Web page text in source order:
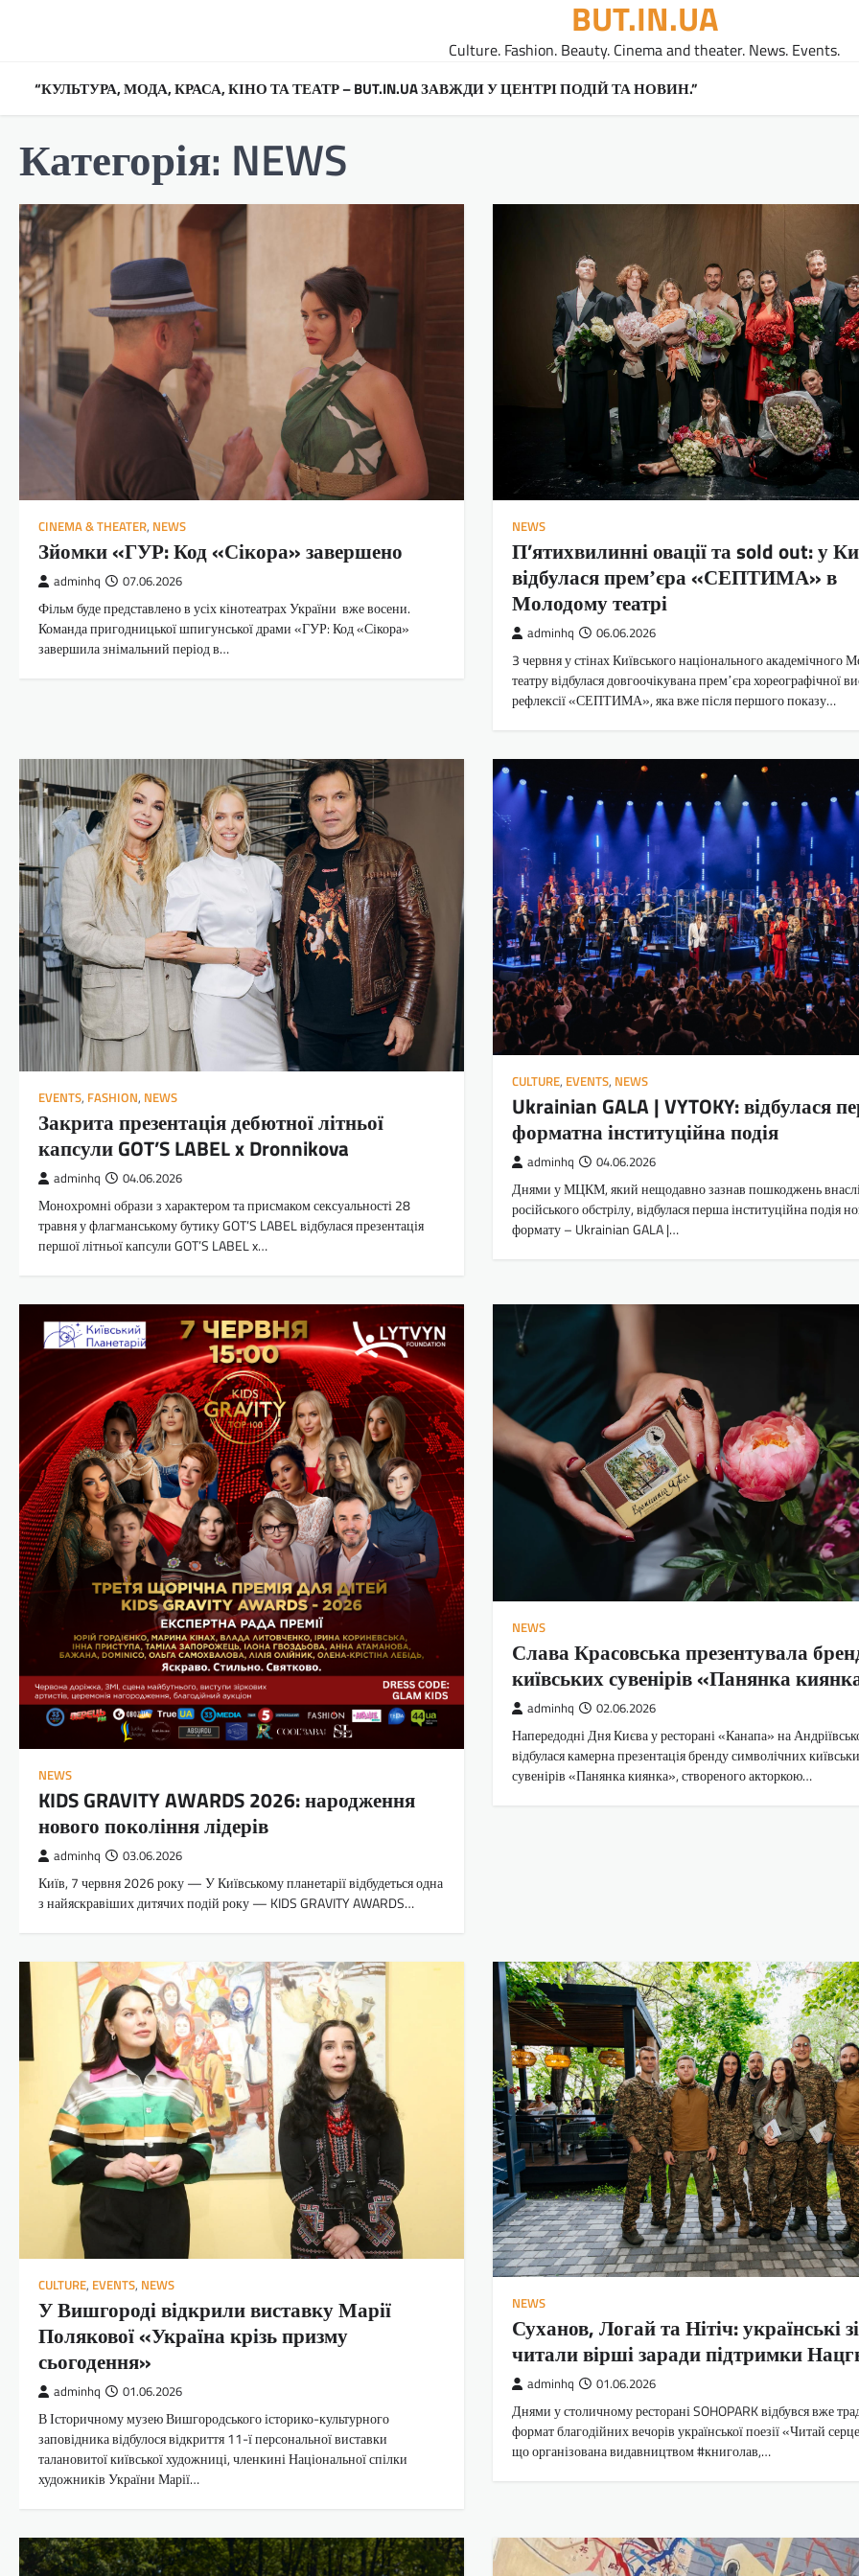
BUT.IN.UA
Culture. Fashion. Beauty. Cinema and theater. News. Events.
“КУЛЬТУРА, МОДА, КРАСА, КІНО ТА ТЕАТР – BUT.IN.UA ЗАВЖДИ У ЦЕНТРІ ПОДІЙ ТА НОВИН.”
Категорія: NEWS
CINEMA & THEATER, NEWS
Зйомки «ГУР: Код «Сікора» завершено
adminhq 07.06.2026
Фільм буде представлено в усіх кінотеатрах України вже восени.
Команда пригодницької шпигунської драми «ГУР: Код «Сікора»
завершила знімальний період в…
NEWS
П’ятихвилинні овації та sold out: у
відбулася премʼєра «СЕПТИМА» в
Молодому театрі
adminhq 06.06.2026
3 червня у стінах Київського національного академічного
театру відбулася довгоочікувана премʼєра хореографічної
рефлексії «СЕПТИМА», яка вже після першого показу…
EVENTS, FASHION, NEWS
Закрита презентація дебютної літньої
капсули GOT’S LABEL x Dronnikova
adminhq 04.06.2026
Монохромні образи з характером та присмаком сексуальності 28
травня у флагманському бутику GOT’S LABEL відбулася презентація
першої літньої капсули GOT’S LABEL x…
CULTURE, EVENTS, NEWS
Ukrainian GALA | VYTOKY: відбулася
форматна інституційна подія
adminhq 04.06.2026
Днями у МЦКМ, який нещодавно зазнав пошкоджень
російського обстрілу, відбулася перша інституційна подія
формату – Ukrainian GALA |…
NEWS
KIDS GRAVITY AWARDS 2026: народження
нового покоління лідерів
adminhq 03.06.2026
Київ, 7 червня 2026 року — У Київському планетарії відбудеться одна
з найяскравіших дитячих подій року — KIDS GRAVITY AWARDS…
NEWS
Слава Красовська презентувала
київських сувенірів «Панянка
adminhq 02.06.2026
Напередодні Дня Києва у ресторані «Канапа» на
відбулася камерна презентація бренду символічних
сувенірів «Панянка киянка», створеного акторкою…
CULTURE, EVENTS, NEWS
У Вишгороді відкрили виставку Марії
Полякової «Україна крізь призму
сьогодення»
adminhq 01.06.2026
В Історичному музею Вишгородського історико-культурного
заповідника відбулося відкриття 11-ї персональної виставки
талановитої київської художниці, членкині Національної спілки
художників України Марії…
NEWS
Суханов, Логай та Нітіч: українські
читали вірші заради підтримки
adminhq 01.06.2026
Днями у столичному ресторані SOHOPARK відбувся вже
формат благодійних вечорів української поезії «Читай
що організована видавництвом #книголав,…